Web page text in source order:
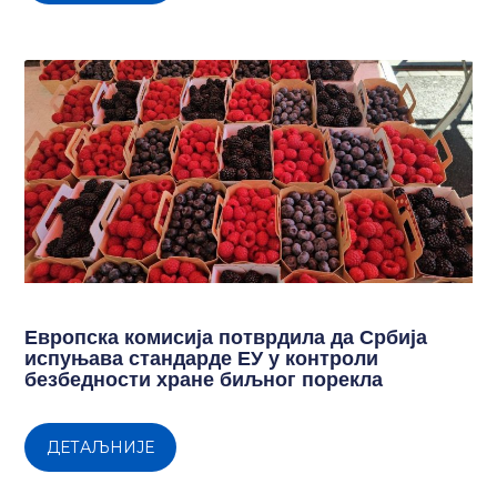
Европска комисија потврдила да Србија
испуњава стандарде ЕУ у контроли
безбедности хране биљног порекла
ДЕТАЉНИЈЕ